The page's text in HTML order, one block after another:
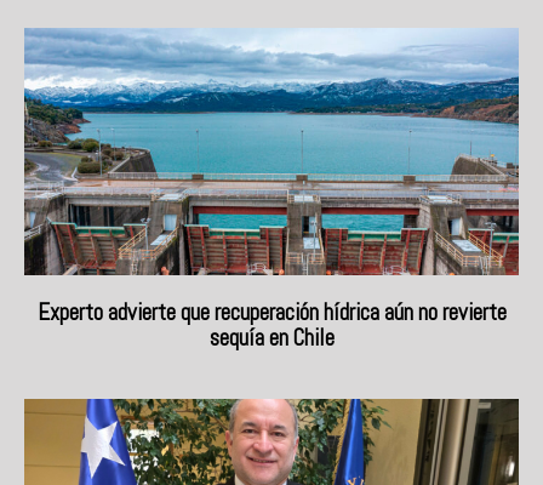
Experto advierte que recuperación hídrica aún no revierte
sequía en Chile